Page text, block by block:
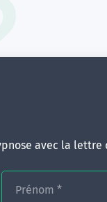
avec la lettre
Prénom *